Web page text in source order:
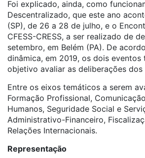
Foi explicado, ainda, como
Descentralizado, que este ano
(SP), de 26 a 28 de julho, e o
CFESS-CRESS, a ser realizado de
setembro, em Belém (PA). De
dinâmica, em 2019, os dois eventos
objetivo avaliar as deliberações dos
Entre os eixos temáticos a serem
Formação Profissional,
Humanos, Seguridade Social e
Administrativo-Financeiro,
Relações Internacionais.
Representação